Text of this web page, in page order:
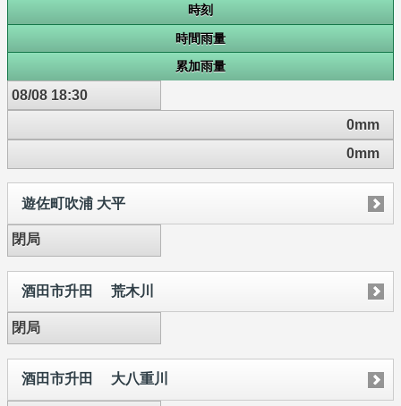
時刻
時間雨量
累加雨量
08/08 18:30
0mm
0mm
遊佐町吹浦 大平
閉局
酒田市升田 荒木川
閉局
酒田市升田 大八重川